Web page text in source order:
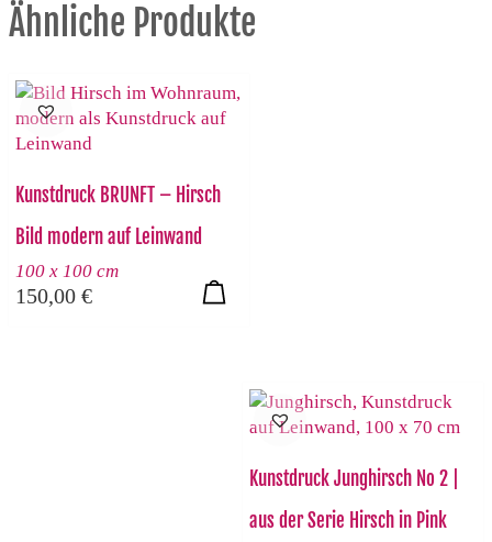
Ähnliche Produkte
Kunstdruck BRUNFT – Hirsch
Bild modern auf Leinwand
100 x 100 cm
150,00 €
Kunstdruck Junghirsch No 2 |
aus der Serie Hirsch in Pink